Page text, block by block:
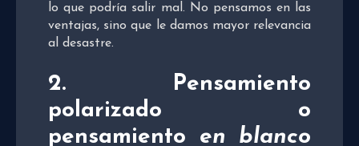
lo que podría salir mal. No pensamos en las
ventajas, sino que le damos mayor relevancia
al desastre.
2.
Pensamiento
polarizado o
pensamiento en blanco